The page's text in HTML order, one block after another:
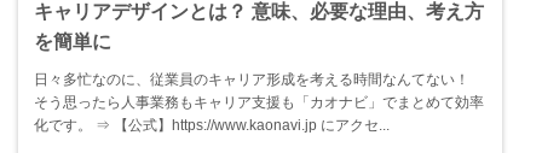
キャリアデザインとは？ 意味、必要な理由、考え方
を簡単に
日々多忙なのに、従業員のキャリア形成を考える時間なんてない！
そう思ったら人事業務もキャリア支援も「カオナビ」でまとめて効率
化です。 ⇒ 【公式】https://www.kaonavi.jp にアクセ...